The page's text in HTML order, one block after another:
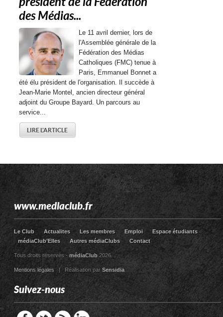
des Médias...
Le 11 avril dernier, lors de
l'Assemblée générale de la
Fédération des Médias
Catholiques (FMC) tenue à
Paris, Emmanuel Bonnet a
été élu président de l'organisation. Il succède à
Jean-Marie Montel, ancien directeur général
adjoint du Groupe Bayard. Un parcours au
service...
LIRE L'ARTICLE
www.mediaclub.fr
Le Club Actualites Les membres Emploi
Espace étudiants
médiaClub’Elles
Autres médiaClubs Contact
Tous droits réservés -médiaClub 2026
Mentions légales| Réalisation parSensidia
Suivez-nous